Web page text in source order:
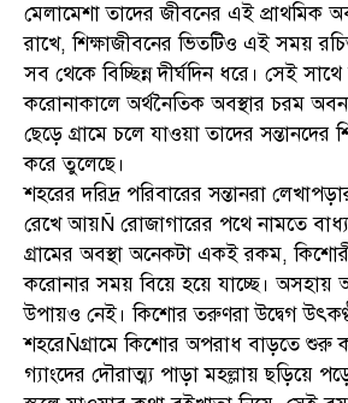
মেলামেশা তাদের জীবনের এই প্রাথমিক
রাখে, শিক্ষাজীবনের ভিতটিও এই সময়
সব থেকে বিচ্ছিন্ন দীর্ঘদিন ধরে। সেই
করোনাকালে অর্থনৈতিক অবস্থার চরম
ছেড়ে গ্রামে চলে যাওয়া তাদের সন্তানদের
করে তুলেছে।
শহরের দরিদ্র পরিবারের সন্তানরা
রেখে আয়Ñ রোজাগারের পথে নামতে
গ্রামের অবস্থা অনেকটা একই রকম,
করোনার সময় বিয়ে হয়ে যাচ্ছে। অসহায়
উপায়ও নেই। কিশোর তরুণরা উদ্বেগ
শহরেÑগ্রামে কিশোর অপরাধ বাড়তে শুরু
গ্যাংদের দৌরাত্ম্য পাড়া মহল্লায় ছড়িয়ে